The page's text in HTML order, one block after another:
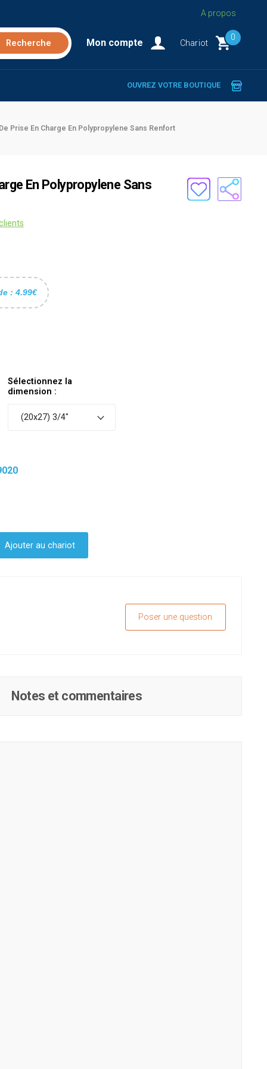
A propos
Mon compte Chariot
0
OUVREZ VOTRE BOUTIQUE
Prise En Charge En Polypropylene Sans Renfort
En Polypropylene Sans
: 4.99€
Sélectionnez la
dimension :
(20x27) 3/4"
Ajouter au chariot
Poser une question
Notes et commentaires